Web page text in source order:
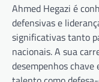
Ahmed Hegazi é
defensivas e
significativas tanto
nacionais. A sua
desempenhos